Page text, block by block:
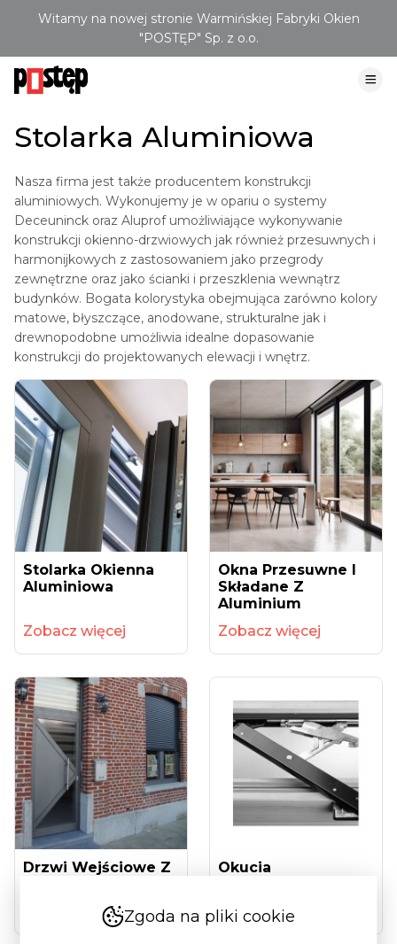
Witamy na nowej stronie Warmińskiej Fabryki Okien
"POSTĘP" Sp. z o.o.
Stolarka Aluminiowa
Nasza firma jest także producentem konstrukcji
aluminiowych. Wykonujemy je w opariu o systemy
Deceuninck oraz Aluprof umożliwiające wykonywanie
konstrukcji okienno-drzwiowych jak również przesuwnych i
harmonijkowych z zastosowaniem jako przegrody
zewnętrzne oraz jako ścianki i przeszklenia wewnątrz
budynków. Bogata kolorystyka obejmująca zarówno kolory
matowe, błyszczące, anodowane, strukturalne jak i
drewnopodobne umożliwia idealne dopasowanie
konstrukcji do projektowanych elewacji i wnętrz.
Stolarka Okienna
Aluminiowa
Zobacz więcej
Okna Przesuwne I
Składane Z
Aluminium
Zobacz więcej
Drzwi Wejściowe Z
Zobacz więcej
Okucia
Zobacz więcej
Zgoda na pliki cookie